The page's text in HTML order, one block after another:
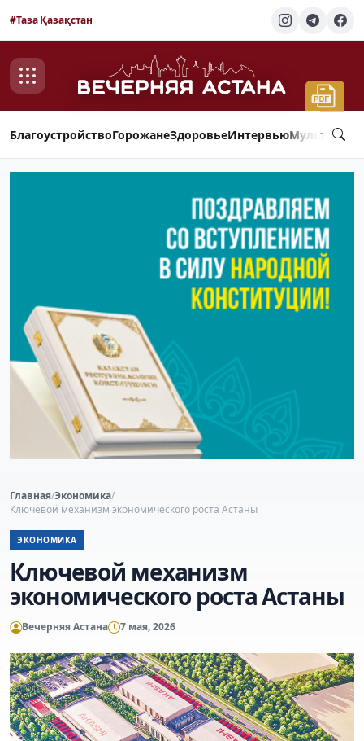
#Таза Қазақстан
БлагоустройствоГорожанеЗдоровьеИнтервью
Главная/Экономика/
Ключевой механизм экономического роста Астаны
ЭКОНОМИКА
Ключевой механизм
экономического роста Астаны
Вечерняя Астана 7 мая, 2026